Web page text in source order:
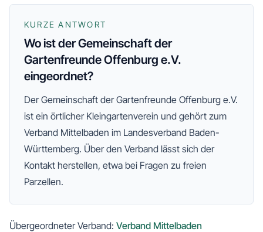
KURZE ANTWORT
Wo ist der Gemeinschaft der
Gartenfreunde Offenburg e.V.
eingeordnet?
DerGemeinschaft der Gartenfreunde Offenburg e.V.
ist ein örtlicher Kleingartenverein und gehört zum
Verband Mittelbaden im Landesverband Baden-
Württemberg. Über den Verband lässt sich der
Kontakt herstellen, etwa bei Fragen zu freien
Parzellen.
Übergeordneter Verband: Verband Mittelbaden